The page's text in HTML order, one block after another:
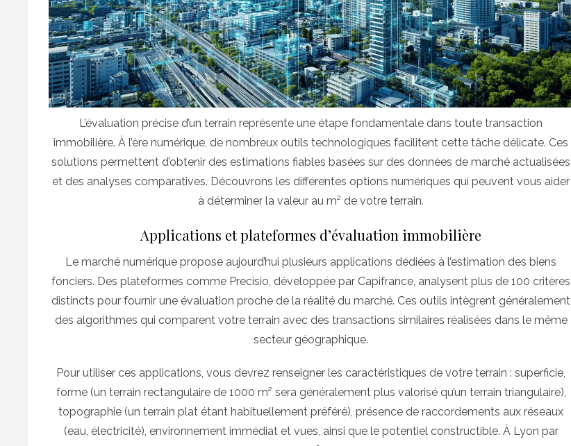
L’évaluation précise d’un terrain représente une étape fondamentale dans toute transaction
immobilière. À l’ère numérique, de nombreux outils technologiques facilitent cette tâche délicate. Ces
solutions permettent d’obtenir des estimations fiables basées sur des données de marché actualisées
et des analyses comparatives. Découvrons les différentes options numériques qui peuvent vous aider
à déterminer la valeur au m² de votre terrain.
Applications et plateformes d’évaluation immobilière
Le marché numérique propose aujourd’hui plusieurs applications dédiées à l’estimation des biens
fonciers. Des plateformes comme Precisio, développée par Capifrance, analysent plus de 100 critères
distincts pour fournir une évaluation proche de la réalité du marché. Ces outils intègrent généralement
des algorithmes qui comparent votre terrain avec des transactions similaires réalisées dans le même
secteur géographique.
Pour utiliser ces applications, vous devrez renseigner les caractéristiques de votre terrain : superficie,
forme (un terrain rectangulaire de 1000 m² sera généralement plus valorisé qu’un terrain triangulaire),
topographie (un terrain plat étant habituellement préféré), présence de raccordements aux réseaux
(eau, électricité), environnement immédiat et vues, ainsi que le potentiel constructible. À Lyon par